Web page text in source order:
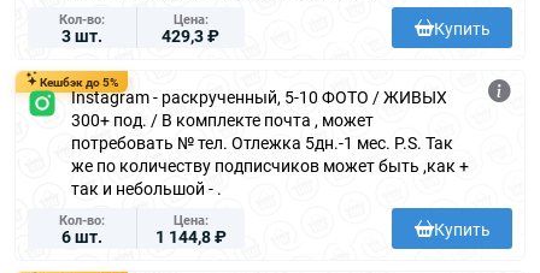
Кол-во
3 шт.
Цена
429,3 ₽ Купить
Кешбэк до 5%
Instagram - раскрученный, 5-10 ФОТО / ЖИВЫХ
300+ под. / В комплекте почта , может
потребовать № тел. Отлежка 5дн.-1 мес. P.S. Так
же по количеству подписчиков может быть ,как +
так и небольшой - .
Кол-во
6 шт.
Цена
1 144,8 ₽ Купить